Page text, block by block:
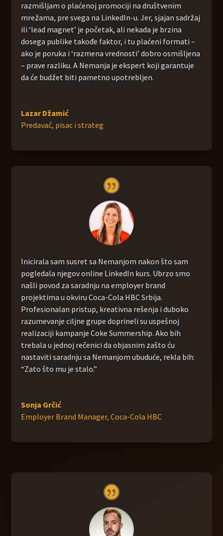
razmišljam o plaćenoj promociji na društvenim
mrežama, pre svega na LinkedIn-u. Jer, sjajan sadržaj
ili ‘lead magnet’ je početak, ali nekada je brzina
dosega publike takođe faktor, i tu plaćeni formati –
ako je poruka i ‘razmena vrednosti’ dobro osmišljena
– prave razliku. A Nemanja je ekspert koji garantuje
da će budžet biti pametno upotrebljen.
Lazar Džamić
Predavač, pisac i strateg
Inicirala sam susret sa Nemanjom nakon što sam
pogledala njegov online LinkedIn kurs. Ubrzo smo
našli povod za saradnju na employer brand
projektima u okviru Coca-Cola HBC Srbija.
Profesionalan pristup, kreativna rešenja i duboko
razumevanje ciljne grupe doprineli su uspešnoj
realizaciji kampanje Coke Summership. Ako bih
trebala u jednoj rečenici da objasnim zašto ću
nastaviti saradnju sa Nemanjom ubuduće, rekla bih:
“Zato što mu je stalo.”
Sonja Grčić
Employer Brand Manager, Coca-Cola HBC